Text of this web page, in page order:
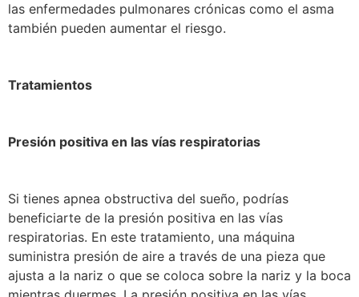
las enfermedades pulmonares crónicas como el asma
también pueden aumentar el riesgo.
Tratamientos
Presión positiva en las vías respiratorias
Si tienes apnea obstructiva del sueño, podrías
beneficiarte de la presión positiva en las vías
respiratorias. En este tratamiento, una máquina
suministra presión de aire a través de una pieza que
ajusta a la nariz o que se coloca sobre la nariz y la boca